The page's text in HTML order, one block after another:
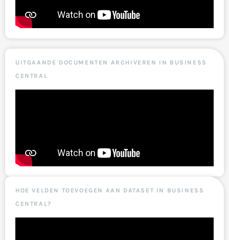
UITGAANDE DOCUMENTEN ARCHIVEREN IN BUSINESS
CENTRAL
HOE VELDEN TOEVOEGEN AAN DATASET IN BUSINESS
CENTRAL?